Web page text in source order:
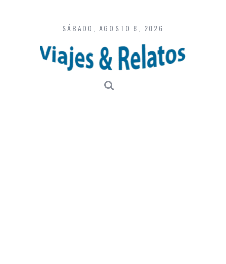
content
SÁBADO, AGOSTO 8, 2026